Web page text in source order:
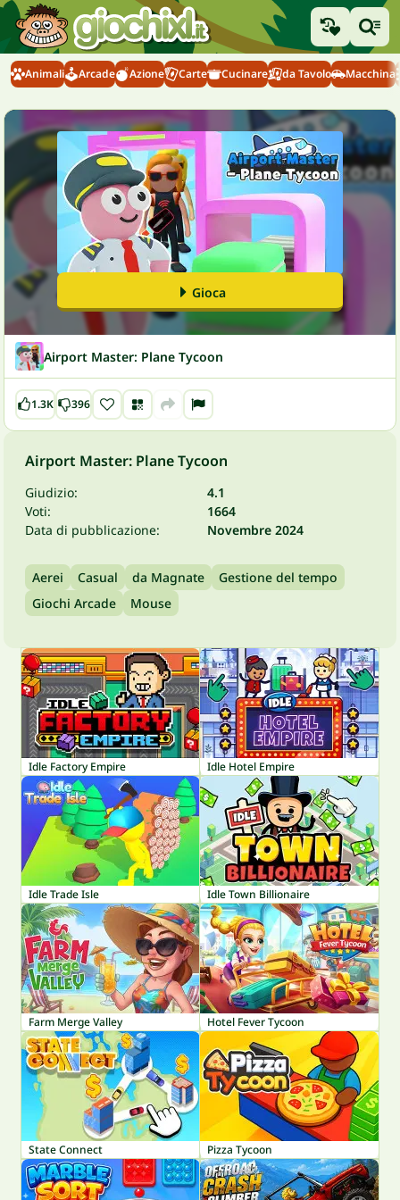
Animali Arcade Azione Carte Cucinare da Tavolo Macchina
Gioca
Airport Master: Plane Tycoon
1.3K 396
Airport Master: Plane Tycoon
Giudizio:
4.1
Voti:
1664
Data di pubblicazione:
Novembre 2024
Aerei Casual da Magnate
Gestione del tempo
Giochi Arcade
Mouse
Idle Factory Empire Idle Hotel Empire
Idle Trade Isle Idle Town Billionaire
Farm Merge Valley Hotel Fever Tycoon
State Connect Pizza Tycoon